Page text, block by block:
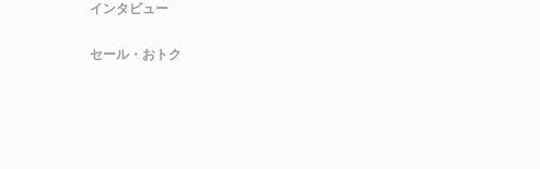
インタビュー
セール・おトク